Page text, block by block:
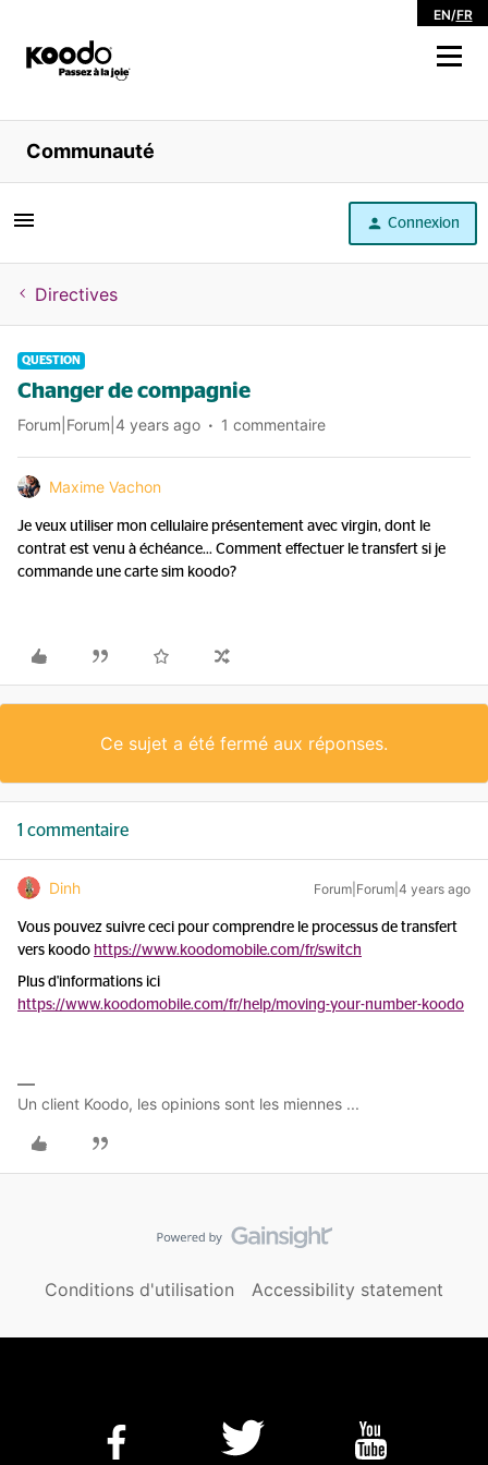
EN/FR
Magasiner
Libre service
Aide
Communauté
Connexion
Directives
QUESTION
Changer de compagnie
Forum|Forum|4 years ago 1 commentaire
Maxime Vachon
Je veux utiliser mon cellulaire présentement avec virgin, dont le
contrat est venu à échéance... Comment effectuer le transfert si je
commande une carte sim koodo?
Ce sujet a été fermé aux réponses.
1 commentaire
Dinh Forum|Forum|4 years ago
Vous pouvez suivre ceci pour comprendre le processus de transfert
vers koodo https://www.koodomobile.com/fr/switch
Plus d'informations ici
https://www.koodomobile.com/fr/help/moving-your-number-koodo
Un client Koodo, les opinions sont les miennes ...
Conditions d'utilisation Accessibility statement